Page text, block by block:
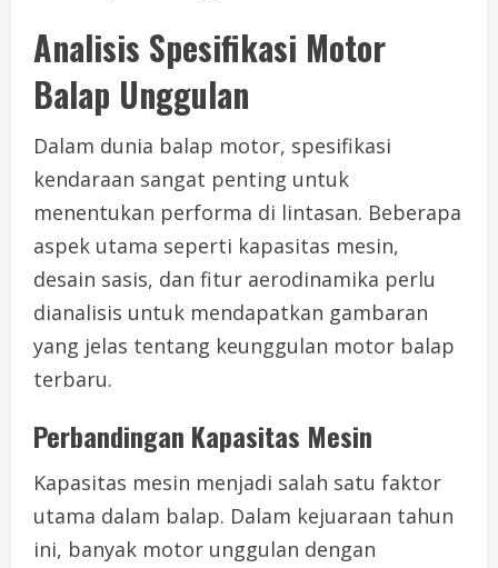
Analisis Spesifikasi Motor
Balap Unggulan
Dalam dunia balap motor, spesifikasi
kendaraan sangat penting untuk
menentukan performa di lintasan. Beberapa
aspek utama seperti kapasitas mesin,
desain sasis, dan fitur aerodinamika perlu
dianalisis untuk mendapatkan gambaran
yang jelas tentang keunggulan motor balap
terbaru.
Perbandingan Kapasitas Mesin
Kapasitas mesin menjadi salah satu faktor
utama dalam balap. Dalam kejuaraan tahun
ini, banyak motor unggulan dengan